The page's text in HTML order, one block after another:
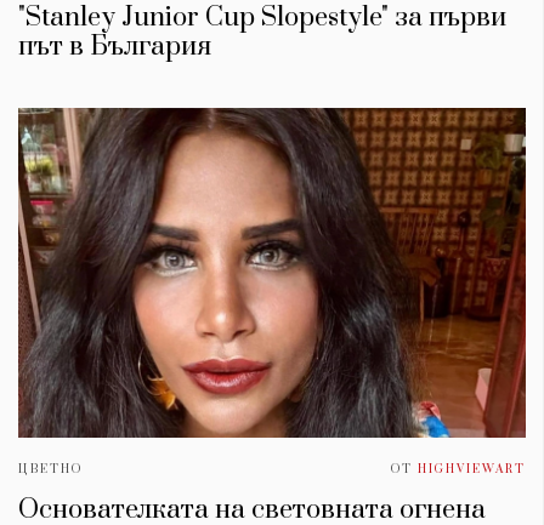
"Stanley Junior Cup Slopestyle" за първи
път в България
ЦВЕТНО ОТ HIGHVIEWART
Основателката на световната огнена